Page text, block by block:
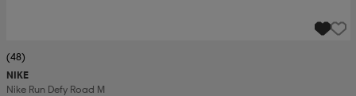
(48)
NIKE
Nike Run Defy Road M